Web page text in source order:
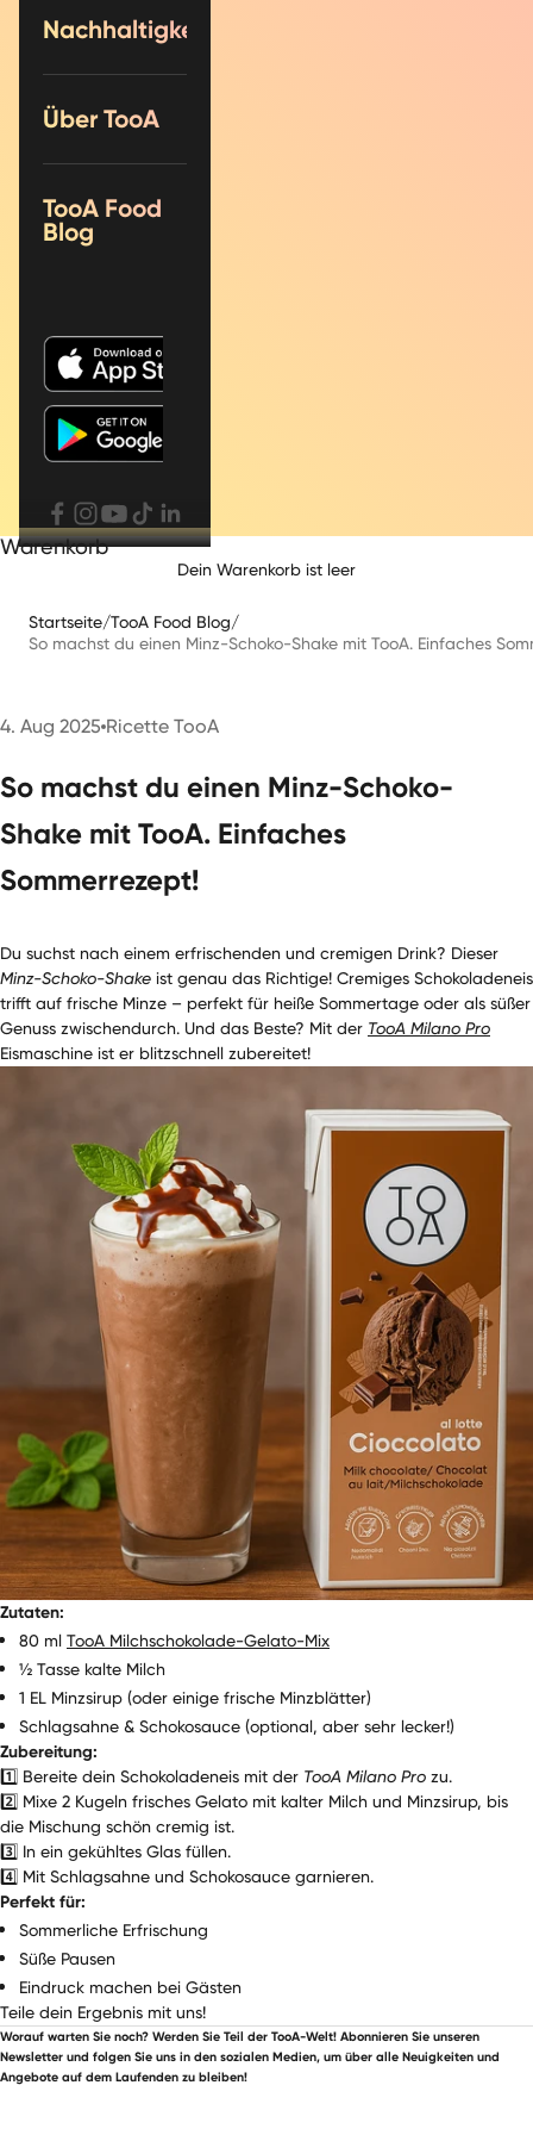
Nachhaltigkeit
Über TooA
TooA Food
Blog
Warenkorb
Dein Warenkorb ist leer
Startseite/TooA Food Blog/
So machst du einen Minz-Schoko-Shake mit TooA. Einfaches
4. Aug 2025 Ricette TooA
So machst du einen Minz-Schoko-
Shake mit TooA. Einfaches
Sommerrezept!
Du suchst nach einem erfrischenden und cremigen Drink? Dieser
Minz-Schoko-Shake ist genau das Richtige! Cremiges Schokoladeneis
trifft auf frische Minze – perfekt für heiße Sommertage oder als süßer
Genuss zwischendurch. Und das Beste? Mit der TooA Milano Pro
Eismaschine ist er blitzschnell zubereitet!
Zutaten:
80 ml TooA Milchschokolade-Gelato-Mix
½ Tasse kalte Milch
1 EL Minzsirup (oder einige frische Minzblätter)
Schlagsahne & Schokosauce (optional, aber sehr lecker!)
Zubereitung:
1️⃣ Bereite dein Schokoladeneis mit der TooA Milano Pro zu.
2️⃣ Mixe 2 Kugeln frisches Gelato mit kalter Milch und Minzsirup, bis
die Mischung schön cremig ist.
3️⃣ In ein gekühltes Glas füllen.
4️⃣ Mit Schlagsahne und Schokosauce garnieren.
Perfekt für:
Sommerliche Erfrischung
Süße Pausen
Eindruck machen bei Gästen
Teile dein Ergebnis mit uns!
Worauf warten Sie noch? Werden Sie Teil der TooA-Welt! Abonnieren Sie unseren
Newsletter und folgen Sie uns in den sozialen Medien, um über alle Neuigkeiten und
Angebote auf dem Laufenden zu bleiben!